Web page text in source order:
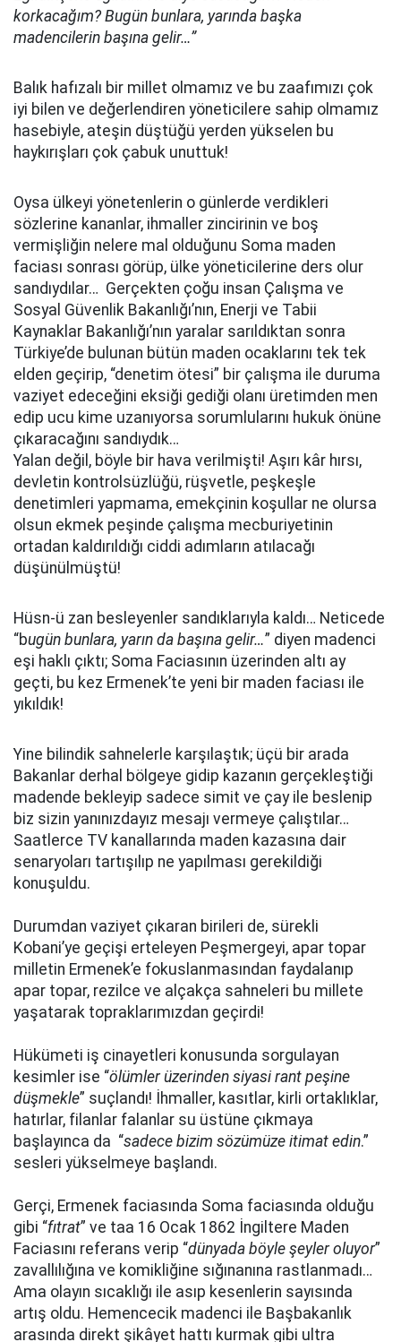
korkacağım? Bugün bunlara, yarında başka
madencilerin başına gelir…”
Balık hafızalı bir millet olmamız ve bu zaafımızı çok
iyi bilen ve değerlendiren yöneticilere sahip olmamız
hasebiyle, ateşin düştüğü yerden yükselen bu
haykırışları çok çabuk unuttuk!
Oysa ülkeyi yönetenlerin o günlerde verdikleri
sözlerine kananlar, ihmaller zincirinin ve boş
vermişliğin nelere mal olduğunu Soma maden
faciası sonrası görüp, ülke yöneticilerine ders olur
sandıydılar… Gerçekten çoğu insan Çalışma ve
Sosyal Güvenlik Bakanlığı’nın, Enerji ve Tabii
Kaynaklar Bakanlığı’nın yaralar sarıldıktan sonra
Türkiye’de bulunan bütün maden ocaklarını tek tek
elden geçirip, “denetim ötesi” bir çalışma ile duruma
vaziyet edeceğini eksiği gediği olanı üretimden men
edip ucu kime uzanıyorsa sorumlularını hukuk önüne
çıkaracağını sandıydık…
Yalan değil, böyle bir hava verilmişti! Aşırı kâr hırsı,
devletin kontrolsüzlüğü, rüşvetle, peşkeşle
denetimleri yapmama, emekçinin koşullar ne olursa
olsun ekmek peşinde çalışma mecburiyetinin
ortadan kaldırıldığı ciddi adımların atılacağı
düşünülmüştü!
Hüsn-ü zan besleyenler sandıklarıyla kaldı… Neticede
“bugün bunlara, yarın da başına gelir…” diyen madenci
eşi haklı çıktı; Soma Faciasının üzerinden altı ay
geçti, bu kez Ermenek’te yeni bir maden faciası ile
yıkıldık!
Yine bilindik sahnelerle karşılaştık; üçü bir arada
Bakanlar derhal bölgeye gidip kazanın gerçekleştiği
madende bekleyip sadece simit ve çay ile beslenip
biz sizin yanınızdayız mesajı vermeye çalıştılar…
Saatlerce TV kanallarında maden kazasına dair
senaryoları tartışılıp ne yapılması gerekildiği
konuşuldu.
Durumdan vaziyet çıkaran birileri de, sürekli
Kobani’ye geçişi erteleyen Peşmergeyi, apar topar
milletin Ermenek’e fokuslanmasından faydalanıp
apar topar, rezilce ve alçakça sahneleri bu millete
yaşatarak topraklarımızdan geçirdi!
Hükümeti iş cinayetleri konusunda sorgulayan
kesimler ise “ölümler üzerinden siyasi rant peşine
düşmekle” suçlandı! İhmaller, kasıtlar, kirli ortaklıklar,
hatırlar, filanlar falanlar su üstüne çıkmaya
başlayınca da “sadece bizim sözümüze itimat edin.”
sesleri yükselmeye başlandı.
Gerçi, Ermenek faciasında Soma faciasında olduğu
gibi “fıtrat” ve taa 16 Ocak 1862 İngiltere Maden
Faciasını referans verip “dünyada böyle şeyler oluyor”
zavallılığına ve komikliğine sığınanına rastlanmadı…
Ama olayın sıcaklığı ile asıp kesenlerin sayısında
artış oldu. Hemencecik madenci ile Başbakanlık
arasında direkt şikâyet hattı kurmak gibi ultra